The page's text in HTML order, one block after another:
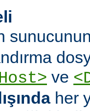
ve
her